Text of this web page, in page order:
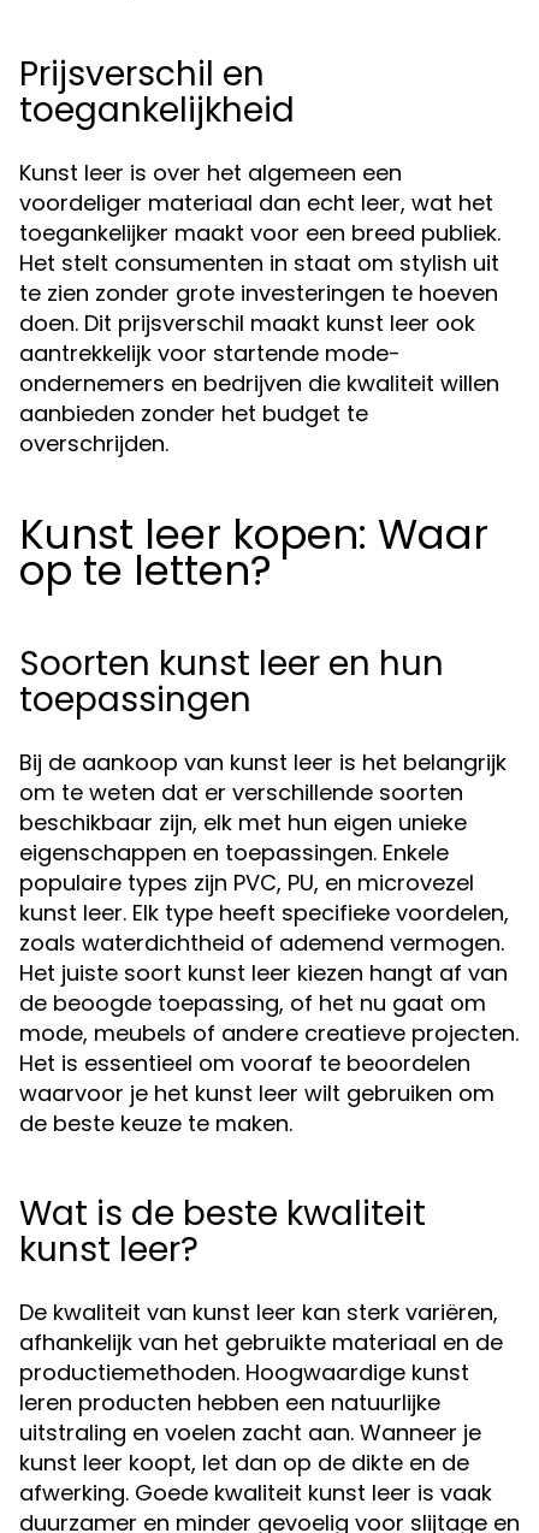
Prijsverschil en
toegankelijkheid
Kunst leer is over het algemeen een
voordeliger materiaal dan echt leer, wat het
toegankelijker maakt voor een breed publiek.
Het stelt consumenten in staat om stylish uit
te zien zonder grote investeringen te hoeven
doen. Dit prijsverschil maakt kunst leer ook
aantrekkelijk voor startende mode-
ondernemers en bedrijven die kwaliteit willen
aanbieden zonder het budget te
overschrijden.
Kunst leer kopen: Waar
op te letten?
Soorten kunst leer en hun
toepassingen
Bij de aankoop van kunst leer is het belangrijk
om te weten dat er verschillende soorten
beschikbaar zijn, elk met hun eigen unieke
eigenschappen en toepassingen. Enkele
populaire types zijn PVC, PU, en microvezel
kunst leer. Elk type heeft specifieke voordelen,
zoals waterdichtheid of ademend vermogen.
Het juiste soort kunst leer kiezen hangt af van
de beoogde toepassing, of het nu gaat om
mode, meubels of andere creatieve projecten.
Het is essentieel om vooraf te beoordelen
waarvoor je het kunst leer wilt gebruiken om
de beste keuze te maken.
Wat is de beste kwaliteit
kunst leer?
De kwaliteit van kunst leer kan sterk variëren,
afhankelijk van het gebruikte materiaal en de
productiemethoden. Hoogwaardige kunst
leren producten hebben een natuurlijke
uitstraling en voelen zacht aan. Wanneer je
kunst leer koopt, let dan op de dikte en de
afwerking. Goede kwaliteit kunst leer is vaak
duurzamer en minder gevoelig voor slijtage en